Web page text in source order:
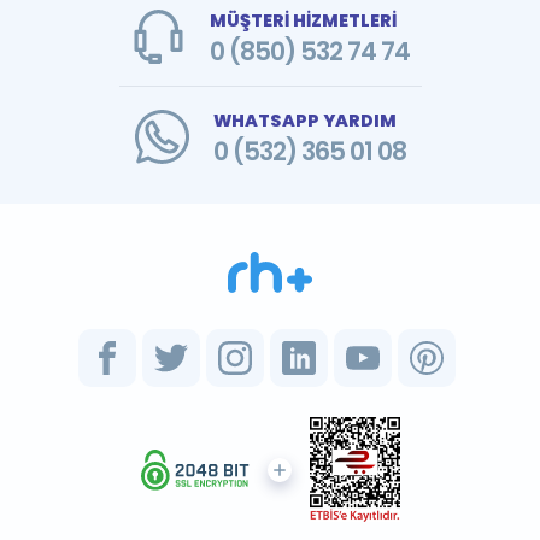
MÜŞTERİ HİZMETLERİ
0 (850) 532 74 74
WHATSAPP YARDIM
0 (532) 365 01 08